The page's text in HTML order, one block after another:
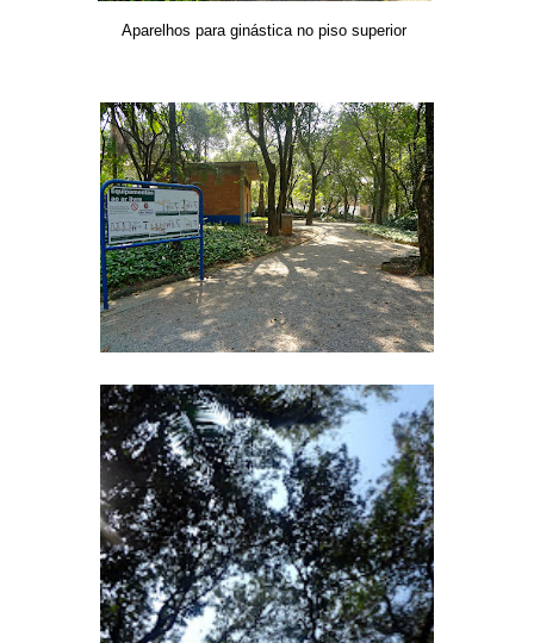
Aparelhos para ginástica no piso superior